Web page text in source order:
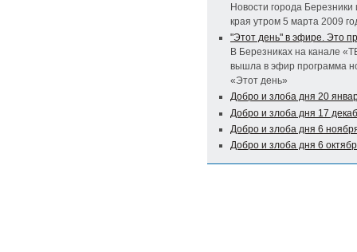
Новости города Березники
края утром 5 марта 2009
"Этот день" в эфире. Это
В Березниках на канале
вышла в эфир программа
«Этот день»
Добро и злоба дня 20
Добро и злоба дня 17
Добро и злоба дня 6
Добро и злоба дня 6